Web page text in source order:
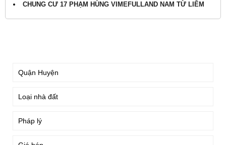
CHUNG CƯ 17 PHẠM HÙNG VIMEFULLAND NAM TỪ LIÊM